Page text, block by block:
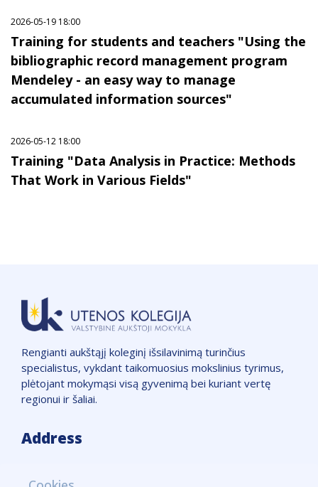
2026-05-19 18:00
Training for students and teachers "Using the
bibliographic record management program
Mendeley - an easy way to manage
accumulated information sources"
2026-05-12 18:00
Training "Data Analysis in Practice: Methods
That Work in Various Fields"
Rengianti aukštąjį koleginį išsilavinimą turinčius
specialistus, vykdant taikomuosius mokslinius tyrimus,
plėtojant mokymąsi visą gyvenimą bei kuriant vertę
regionui ir šaliai.
Address